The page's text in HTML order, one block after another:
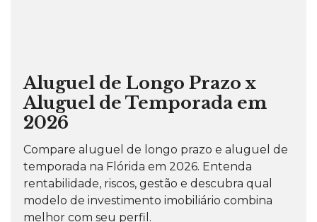
Aluguel de Longo Prazo x
Aluguel de Temporada em
2026
Compare aluguel de longo prazo e aluguel de
temporada na Flórida em 2026. Entenda
rentabilidade, riscos, gestão e descubra qual
modelo de investimento imobiliário combina
melhor com seu perfil.